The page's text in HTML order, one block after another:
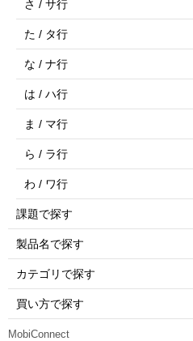
さ / サ行
た / タ行
な / ナ行
は / ハ行
ま / マ行
ら / ラ行
わ / ワ行
課題で探す
製品名で探す
カテゴリで探す
買い方で探す
MobiConnect